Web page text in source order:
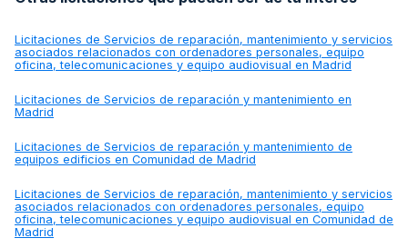
Licitaciones de Servicios de reparación, mantenimiento y servicios
asociados relacionados con ordenadores personales, equipo
oficina, telecomunicaciones y equipo audiovisual en Madrid
Licitaciones de Servicios de reparación y mantenimiento en
Madrid
Licitaciones de Servicios de reparación y mantenimiento de
equipos edificios en Comunidad de Madrid
Licitaciones de Servicios de reparación, mantenimiento y servicios
asociados relacionados con ordenadores personales, equipo
oficina, telecomunicaciones y equipo audiovisual en Comunidad de
Madrid